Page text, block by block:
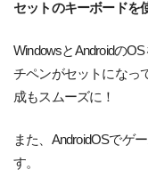
セットのキーボードを
WindowsとAndroidの
チペンがセットになっ
成もスムーズに！
また、AndroidOSでゲ
す。